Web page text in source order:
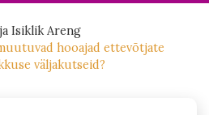
Isiklik Areng
hooajad ettevõtjate
väljakutseid?